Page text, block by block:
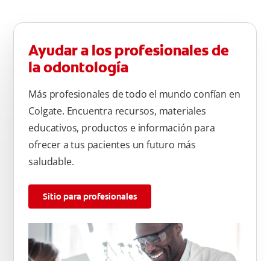
Ayudar a los profesionales de
la odontología
Más profesionales de todo el mundo confían en
Colgate. Encuentra recursos, materiales
educativos, productos e información para
ofrecer a tus pacientes un futuro más
saludable.
Sitio para profesionales